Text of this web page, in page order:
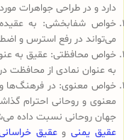
دارد و در طراحی جواهرات
خواص شفابخشی: به
می‌تواند در رفع استرس و
خواص محافظتی: عقیق به
به عنوان نمادی از محافظت
خواص معنوی: در فرهنگ‌ها
معنوی و روحانی احترام
جهان روحانی نسبت داده
عقیق یمنیوعقیق